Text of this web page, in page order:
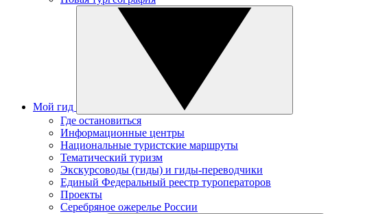
Мой гид
Где остановиться
Информационные центры
Национальные туристские маршруты
Тематический туризм
Экскурсоводы (гиды) и гиды-переводчики
Единый Федеральный реестр туроператоров
Проекты
Серебряное ожерелье России